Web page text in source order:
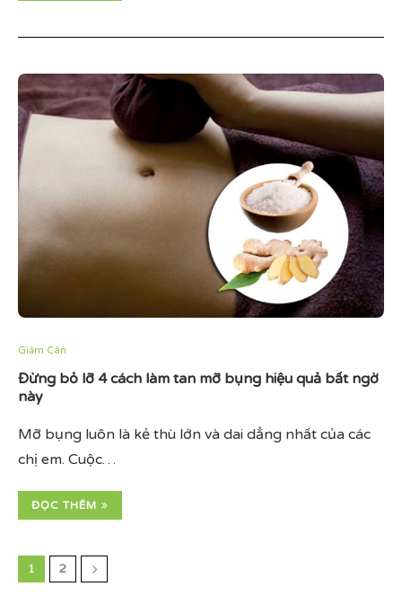
Giảm Cân
Đừng bỏ lỡ 4 cách làm tan mỡ bụng hiệu quả bất ngờ
này
Mỡ bụng luôn là kẻ thù lớn và dai dẳng nhất của các
chị em. Cuộc…
ĐỌC THÊM
1 2